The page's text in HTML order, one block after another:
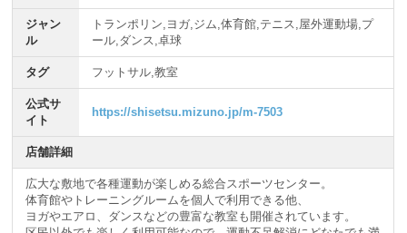
ジャン
ル
トランポリン,ヨガ,ジム,体育館,テニス,屋外運動場,プ
ール,ダンス,卓球
タグ フットサル,教室
公式サ
イト
https://shisetsu.mizuno.jp/m-7503
店舗詳細
広大な敷地で各種運動が楽しめる総合スポーツセンター。
体育館やトレーニングルームを個人で利用できる他、
ヨガやエアロ、ダンスなどの豊富な教室も開催されています。